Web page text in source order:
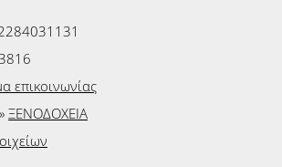
επικοινωνίας
» ΞΕΝΟΔΟΧΕΙΑ